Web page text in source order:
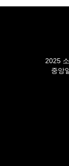
2025
중앙